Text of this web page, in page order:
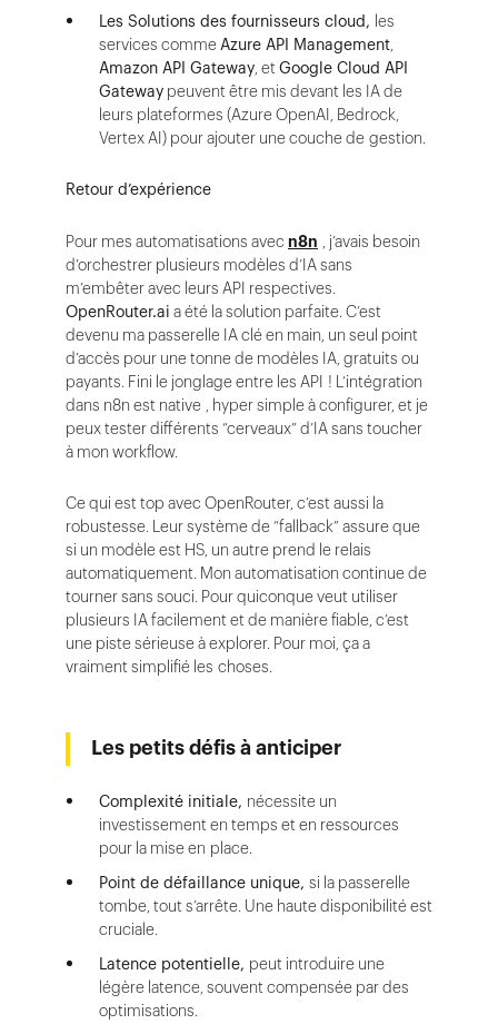
Les Solutions des fournisseurs cloud, les
services commeAzure API Management,
Amazon API Gateway, etGoogle Cloud API
Gateway peuvent être mis devant les IA de
leurs plateformes (Azure OpenAI, Bedrock,
Vertex AI) pour ajouter une couche de gestion.
Retour d’expérience
Pour mes automatisations avec n8n , j’avais besoin
d’orchestrer plusieurs modèles d’IA sans
m’embêter avec leurs API respectives.
OpenRouter.ai a été la solution parfaite. C’est
devenu ma passerelle IA clé en main, un seul point
d’accès pour une tonne de modèles IA, gratuits ou
payants. Fini le jonglage entre les API ! L’intégration
dans n8n est native , hyper simple à configurer, et je
peux tester différents “cerveaux” d’IA sans toucher
à mon workflow.
Ce qui est top avec OpenRouter, c’est aussi la
robustesse. Leur système de “fallback” assure que
si un modèle est HS, un autre prend le relais
automatiquement. Mon automatisation continue de
tourner sans souci. Pour quiconque veut utiliser
plusieurs IA facilement et de manière fiable, c’est
une piste sérieuse à explorer. Pour moi, ça a
vraiment simplifié les choses.
Les petits défis à anticiper
Complexité initiale, nécessite un
investissement en temps et en ressources
pour la mise en place.
Point de défaillance unique, si la passerelle
tombe, tout s’arrête. Une haute disponibilité est
cruciale.
Latence potentielle, peut introduire une
légère latence, souvent compensée par des
optimisations.